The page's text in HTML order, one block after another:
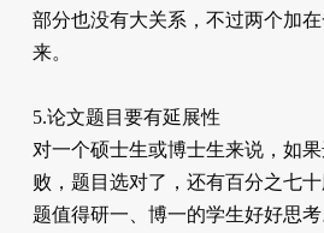
部分也没有大关系，不过两个加
来。
5.论文题目要有延展性
对一个硕士生或博士生来说，如
败，题目选对了，还有百分之七
题值得研一、博一的学生好好思